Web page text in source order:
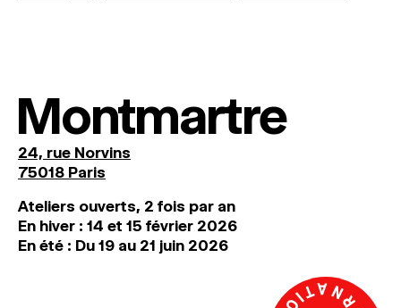
Montmartre
24, rue Norvins
75018 Paris
Ateliers ouverts, 2 fois par an
En hiver : 14 et 15 février 2026
En été : Du 19 au 21 juin 2026